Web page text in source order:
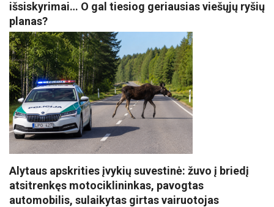
išsiskyrimai… O gal tiesiog geriausias viešųjų ryšių
planas?
Alytaus apskrities įvykių suvestinė: žuvo į briedį
atsitrenkęs motociklininkas, pavogtas
automobilis, sulaikytas girtas vairuotojas